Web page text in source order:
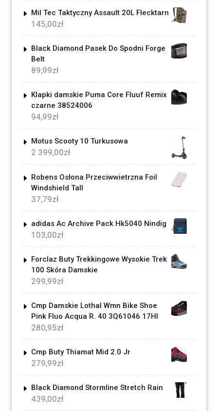
Mil Tec Taktyczny Assault 20L Flecktarn
145,00zł
Black Diamond Pasek Do Spodni Forge
Belt
89,99zł
Klapki damskie Puma Core Fluuf Remix
czarne 38524006
94,99zł
Motus Scooty 10 Turkusowa
2 399,00zł
Robens Osłona Przeciwwietrzna Foil
Windshield Tall
37,79zł
adidas Ac Archive Pack Hk5040 Nindig
103,00zł
Forclaz Buty Trekkingowe Wysokie Trek
100 Skóra Damskie
299,99zł
Cmp Damskie Lothal Wmn Bike Shoe
Pink Fluo Acqua R. 40 3Q61046 17Hl
280,95zł
Cmp Buty Thiamat Mid 2.0 Jr
279,99zł
Black Diamond Stormline Stretch Rain
439,00zł